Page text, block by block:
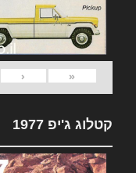
«
‹
קטלוג ג'יפ 1977